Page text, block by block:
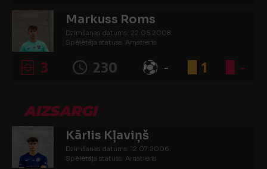
Markuss Roms
Dzimšanas datums: 22.05.2008.
Spēlētāja statuss: Amatieris
3 230 - 1 -
AIZSARGI
Kārlis Kļaviņš
Dzimšanas datums: 12.07.2006.
Spēlētāja statuss: Amatieris